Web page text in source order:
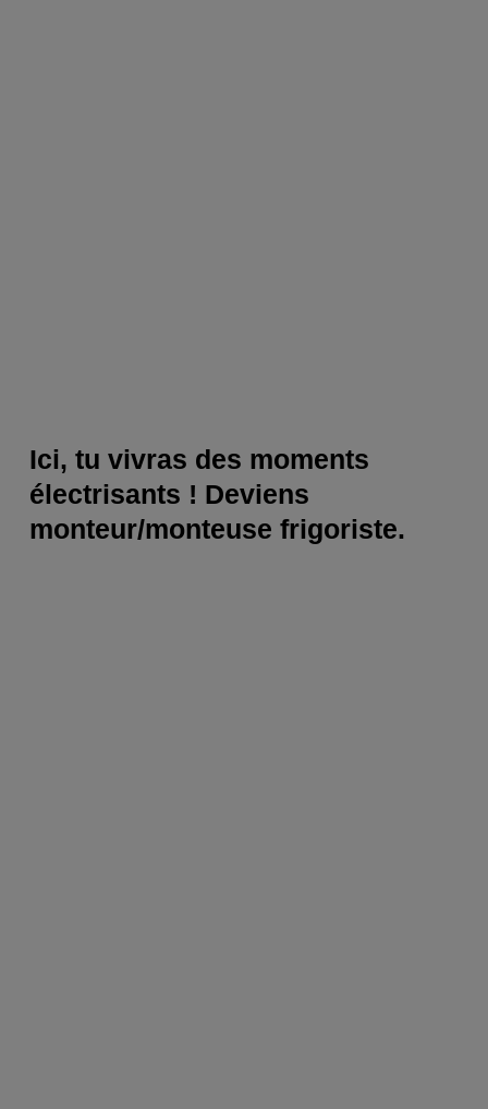
Ici, tu vivras des moments
électrisants ! Deviens
monteur/monteuse frigoriste.